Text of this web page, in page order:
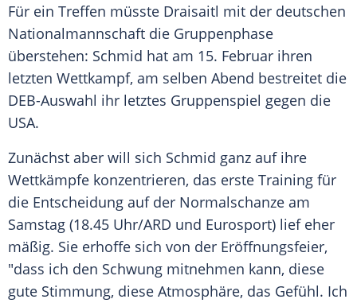
Für ein Treffen müsste Draisaitl mit der deutschen
Nationalmannschaft die Gruppenphase
überstehen: Schmid hat am 15. Februar ihren
letzten Wettkampf, am selben Abend bestreitet die
DEB-Auswahl ihr letztes Gruppenspiel gegen die
USA.
Zunächst aber will sich Schmid ganz auf ihre
Wettkämpfe konzentrieren, das erste Training für
die Entscheidung auf der Normalschanze am
Samstag (18.45 Uhr/ARD und Eurosport) lief eher
mäßig. Sie erhoffe sich von der Eröffnungsfeier,
"dass ich den Schwung mitnehmen kann, diese
gute Stimmung, diese Atmosphäre, das Gefühl. Ich